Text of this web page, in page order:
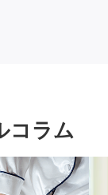
コラム